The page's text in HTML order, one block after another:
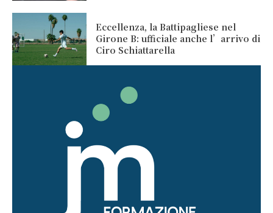
Eccellenza, la Battipagliese nel
Girone B: ufficiale anche l’arrivo di
Ciro Schiattarella